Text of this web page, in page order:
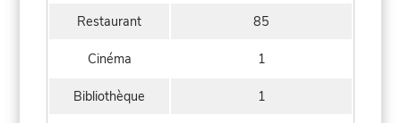
Restaurant 85
Cinéma 1
Bibliothèque 1